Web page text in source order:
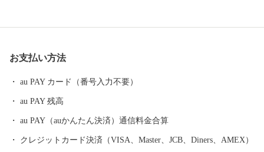
然・歴史の保全と活用に取り組むために、若狭町に想いを寄せて
お支払い方法
au PAY カード（番号入力不要）
au PAY 残高
au PAY（auかんたん決済）通信料金合算
クレジットカード決済（VISA、Master、JCB、Diners、AMEX）